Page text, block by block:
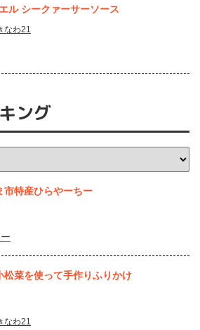
ル シークァーサーソース
なわ21
ング
市特産ひらやーちー
松菜を使って⼿作りふりかけ
なわ21